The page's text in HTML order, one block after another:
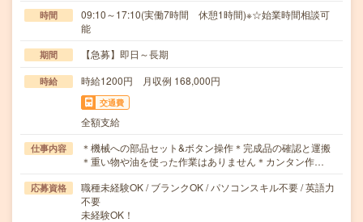
時間
09:10～17:10(実働7時間 休憩1時間)※☆始業時間相談可
能
期間 【急募】即日～長期
時給 時給1200円 月収例 168,000円
交通費
全額支給
仕事内容
＊機械への部品セット&ボタン操作＊完成品の確認と運搬
＊重い物や油を使った作業はありません＊カンタン作…
応募資格
職種未経験OK / ブランクOK / パソコンスキル不要 / 英語力
不要
未経験OK！